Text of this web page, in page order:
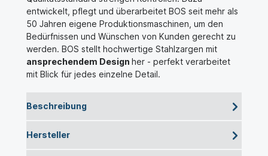
entwickelt, pflegt und überarbeitet BOS seit mehr als
50 Jahren eigene Produktionsmaschinen, um den
Bedürfnissen und Wünschen von Kunden gerecht zu
werden. BOS stellt hochwertige Stahlzargen mit
ansprechendem Design her - perfekt verarbeitet
mit Blick für jedes einzelne Detail.
Beschreibung
Hersteller